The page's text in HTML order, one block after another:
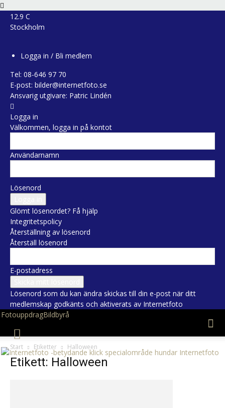
12.9 C
Stockholm
Logga in / Bli medlem
Tel: 08-646 97 70
E-post: bilder@internetfoto.se
Ansvarig utgivare: Patric Lindén
Logga in
Välkommen, logga in på kontot
Användarnamn
Lösenord
Glömt lösenordet? Få hjälp
Integritetspolicy
Återställning av lösenord
Återställ lösenord
E-postadress
Lösenord som du kan ändra skickas till din e-post när ditt
medlemskap godkänts och aktiverats av Internetfoto
FotouppdragBildbyrå
Internetfoto
Start Etiketter Halloween
Etikett: Halloween